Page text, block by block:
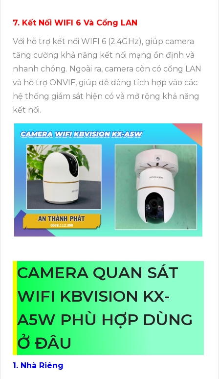
7. Kết Nối WIFI 6 Và Cổng LAN
Với hỗ trợ kết nối WIFI 6 (2.4GHz), giúp camera
tăng cường khả năng kết nối mạng ổn định và
nhanh chóng. Ngoài ra, camera còn có cổng LAN
và hỗ trợ ONVIF, giúp dễ dàng tích hợp vào các
hệ thống giám sát hiện có và mở rộng khả năng
kết nối.
CAMERA QUAN SÁT
WIFI KBVISION KX-
A5W PHÙ HỢP DÙNG
Ở ĐÂU
1. Nhà Riêng